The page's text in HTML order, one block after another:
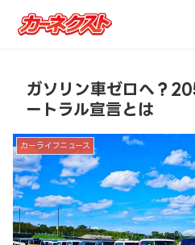
ホーム コラムTOP
ガソリン車ゼロへ？
ートラル宣言とは
カーライフニュース